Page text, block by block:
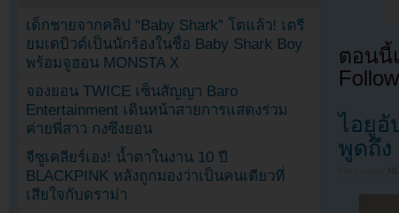
ตอนนี้
ไอยูอั
พูดถึง
เด็กชายจากคลิป “Baby Shark” โตแล้ว! เตรี
ยมเดบิวต์เป็นนักร้องในชื่อ Baby Shark Boy
พร้อมจูฮอน MONSTA X
จองยอน TWICE เซ็นสัญญา Baro
Entertainment เดินหน้าสายการแสดงร่วม
ค่ายพี่สาว กงซึงยอน
จีซูเคลียร์เอง! น้ำตาในงาน 10 ปี
BLACKPINK หลังถูกมองว่าเป็นคนเดียวที่
เสียใจกับดราม่า